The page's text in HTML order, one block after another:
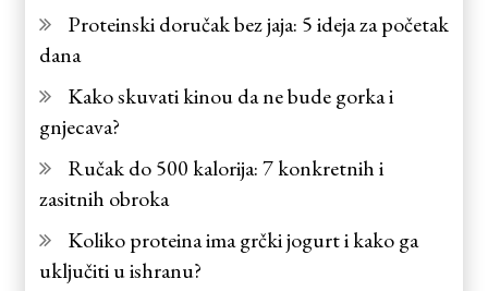
Proteinski doručak bez jaja: 5 ideja za početak
dana
Kako skuvati kinou da ne bude gorka i
gnjecava?
Ručak do 500 kalorija: 7 konkretnih i
zasitnih obroka
Koliko proteina ima grčki jogurt i kako ga
uključiti u ishranu?